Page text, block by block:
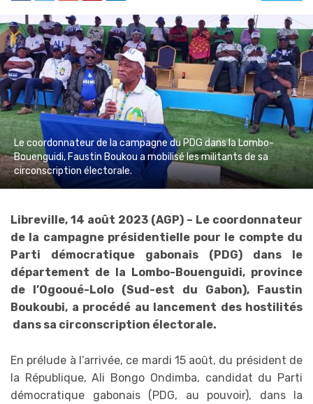
Le coordonnateur de la campagne du PDG dans la Lombo-
Bouenguidi, Faustin Boukou a mobilisé les militants de sa
circonscription électorale.
Libreville, 14 août 2023 (AGP) – Le coordonnateur
de la campagne présidentielle pour le compte du
Parti démocratique gabonais (PDG) dans le
département de la Lombo-Bouenguidi, province
de l’Ogooué-Lolo (Sud-est du Gabon), Faustin
Boukoubi, a procédé au lancement des hostilités
dans sa circonscription électorale.
En prélude à l’arrivée, ce mardi 15 août, du président de
la République, Ali Bongo Ondimba, candidat du Parti
démocratique gabonais (PDG, au pouvoir), dans la